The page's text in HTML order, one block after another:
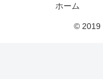
ホーム
© 2019